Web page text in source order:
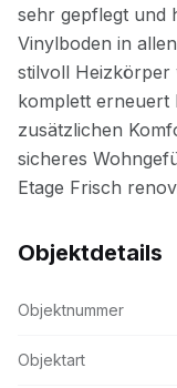
Objektdetails
Objektnummer
Objektart